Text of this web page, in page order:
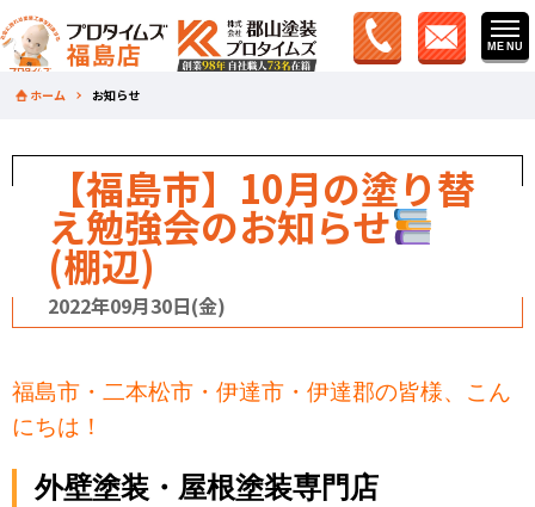
ホーム お知らせ
【福島市】10月の塗り替
え勉強会のお知らせ
(棚辺)
2022年09月30日(金)
福島市・二本松市・伊達市・伊達郡の皆様、こん
にちは！
外壁塗装・屋根塗装専門店